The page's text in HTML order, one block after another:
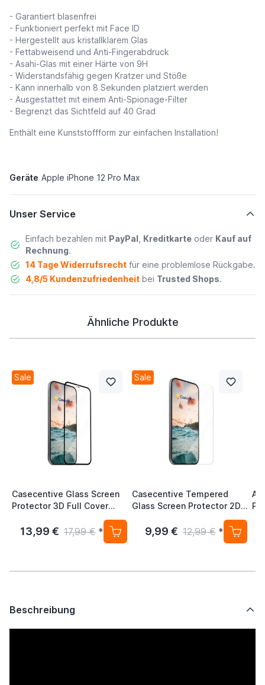
- Garantiert blasenfrei
- Funktioniert perfekt mit Face ID
- Hergestellt aus kristallklarem Glas
- Fettabweisend und Anti-Fingerabdruck
- Asahi-Glas mit einer Härte von 9H
- Widerstandsfähig gegen Kratzer und Stöße
- Kann innerhalb von 8 Sekunden platziert werden
- Ausgestattet mit einem Anti-Spionage-Filter
- Begrenzt das Sichtfeld auf 40 Grad
Enthält eine Kunststoffform zur einfachen Installation!
Geräte Apple iPhone 12 Pro Max
Unser Service
Einfach bezahlen mit PayPal Kreditkarteoder Kauf auf
Rechnung.
14 Tage Widerrufsrechtfür eine problemlose Rückgabe.
4,8/5 Kundenzufriedenheitbei Trusted Shops.
Ähnliche Produkte
Sale
Casecentive Glass Screen
Protector 3D Full Cover
13,99 € 17,99 € *
Sale
Casecentive Tempered
Glass Screen Protector 2D
9,99 € 12,99 € *
Beschreibung